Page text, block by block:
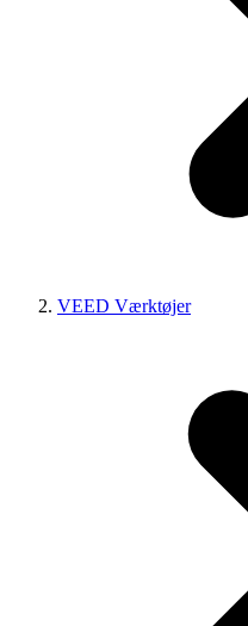
VEED Værktøjer